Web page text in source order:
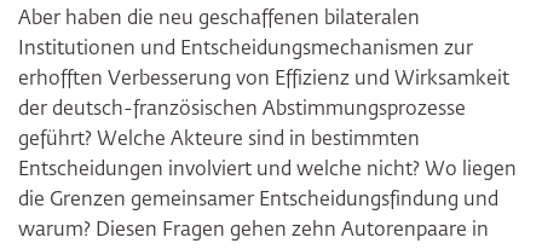
Aber haben die neu geschaffenen bilateralen
Institutionen und Entscheidungsmechanismen zur
erhofften Verbesserung von Effizienz und Wirksamkeit
der deutsch-französischen Abstimmungsprozesse
geführt? Welche Akteure sind in bestimmten
Entscheidungen involviert und welche nicht? Wo liegen
die Grenzen gemeinsamer Entscheidungsfindung und
warum? Diesen Fragen gehen zehn Autorenpaare in